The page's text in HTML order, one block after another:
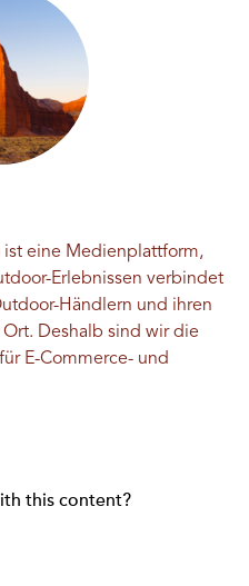
ist eine Medienplattform,
Erlebnissen verbindet
Händlern und ihren
Deshalb sind wir die
E-Commerce- und